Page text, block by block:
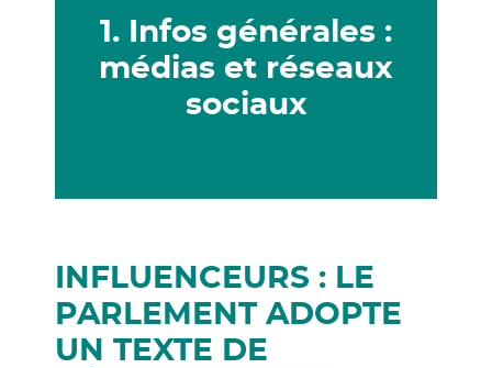
1. Infos générales :
médias et réseaux
sociaux
INFLUENCEURS : LE
PARLEMENT ADOPTE
UN TEXTE DE